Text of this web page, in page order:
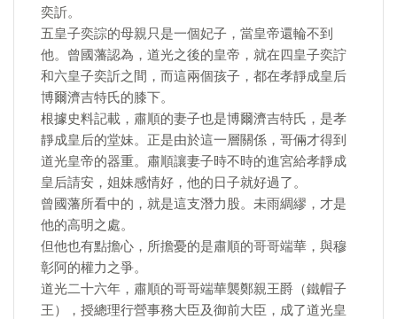
奕訢。
五皇子奕誴的母親只是一個妃子，當皇帝還輪不到
他。曾國藩認為，道光之後的皇帝，就在四皇子奕詝
和六皇子奕訢之間，而這兩個孩子，都在孝靜成皇后
博爾濟吉特氏的膝下。
根據史料記載，肅順的妻子也是博爾濟吉特氏，是孝
靜成皇后的堂妹。正是由於這一層關係，哥倆才得到
道光皇帝的器重。肅順讓妻子時不時的進宮給孝靜成
皇后請安，姐妹感情好，他的日子就好過了。
曾國藩所看中的，就是這支潛力股。未雨綢繆，才是
他的高明之處。
但他也有點擔心，所擔憂的是肅順的哥哥端華，與穆
彰阿的權力之爭。
道光二十六年，肅順的哥哥端華襲鄭親王爵（鐵帽子
王），授總理行營事務大臣及御前大臣，成了道光皇